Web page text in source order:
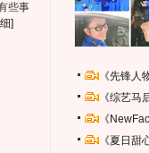
些事
]
《先锋
《综艺
《
《夏日